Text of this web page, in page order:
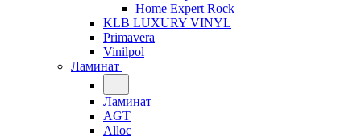
Home Expert Rock
KLB LUXURY VINYL
Primavera
Vinilpol
Ламинат
Ламинат
AGT
Alloc